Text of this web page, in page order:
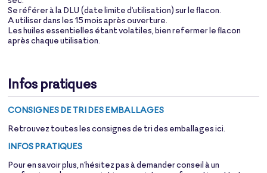
Se référer à la DLU (date limite d'utilisation) sur le flacon.
A utiliser dans les 15 mois après ouverture.
Les huiles essentielles étant volatiles, bien refermer le flacon
après chaque utilisation.
Infos pratiques
CONSIGNES DE TRI DES EMBALLAGES
Retrouvez toutes les consignes de tri des emballagesici
INFOS PRATIQUES
Pour en savoir plus, n'hésitez pas à demander conseil à un